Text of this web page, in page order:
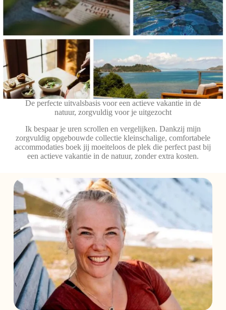
De perfecte uitvalsbasis voor een actieve vakantie in de
natuur, zorgvuldig voor je uitgezocht
Ik bespaar je uren scrollen en vergelijken. Dankzij mijn
zorgvuldig opgebouwde collectie kleinschalige, comfortabele
accommodaties boek jij moeiteloos de plek die perfect past bij
een actieve vakantie in de natuur, zonder extra kosten.